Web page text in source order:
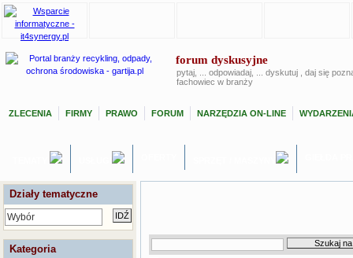
forum dyskusyjne
pytaj, ... odpowiadaj, ... dyskutuj , daj się
fachowiec w branży
ZLECENIA FIRMY PRAWO FORUM NARZĘDZIA ON-LINE
Działy tematyczne
Wybór
Kategoria